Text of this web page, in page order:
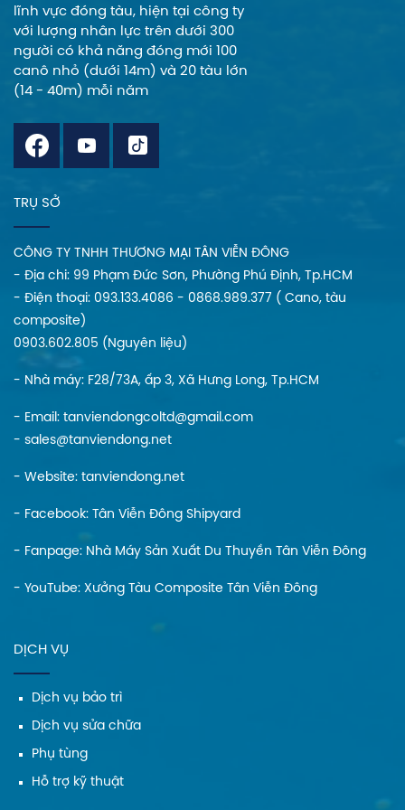
lĩnh vực đóng tàu, hiện tại công ty
với lượng nhân lực trên dưới 300
người có khả năng đóng mới 100
canô nhỏ (dưới 14m) và 20 tàu lớn
(14 - 40m) mỗi năm
TRỤ SỞ
CÔNG TY TNHH THƯƠNG MẠI TÂN VIỄN ĐÔNG
- Địa chi: 99 Phạm Đức Sơn, Phường Phú Định, Tp.HCM
- Điện thoại: 093.133.4086 - 0868.989.377 ( Cano, tàu
composite)
0903.602.805 (Nguyên liệu)
- Nhà máy: F28/73A, ấp 3, Xã Hưng Long, Tp.HCM
- Email: tanviendongcoltd@gmail.com
- sales@tanviendong.net
- Website: tanviendong.net
- Facebook: Tân Viễn Đông Shipyard
- Fanpage: Nhà Máy Sản Xuất Du Thuyền Tân Viễn Đông
- YouTube: Xưởng Tàu Composite Tân Viễn Đông
DỊCH VỤ
Dịch vụ bảo trì
Dịch vụ sửa chữa
Phụ tùng
Hỗ trợ kỹ thuật